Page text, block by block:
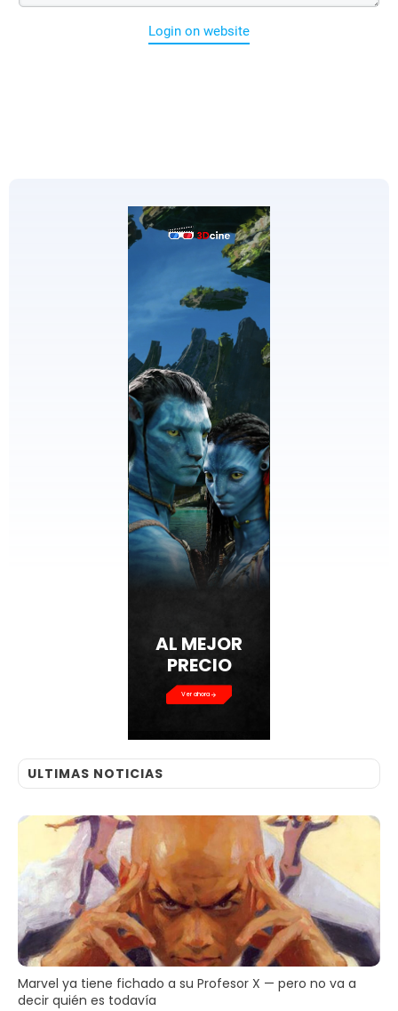
Login on website
AL MEJOR
PRECIO
Ver ahora
ULTIMAS NOTICIAS
Marvel ya tiene fichado a su Profesor X — pero no va a
decir quién es todavía